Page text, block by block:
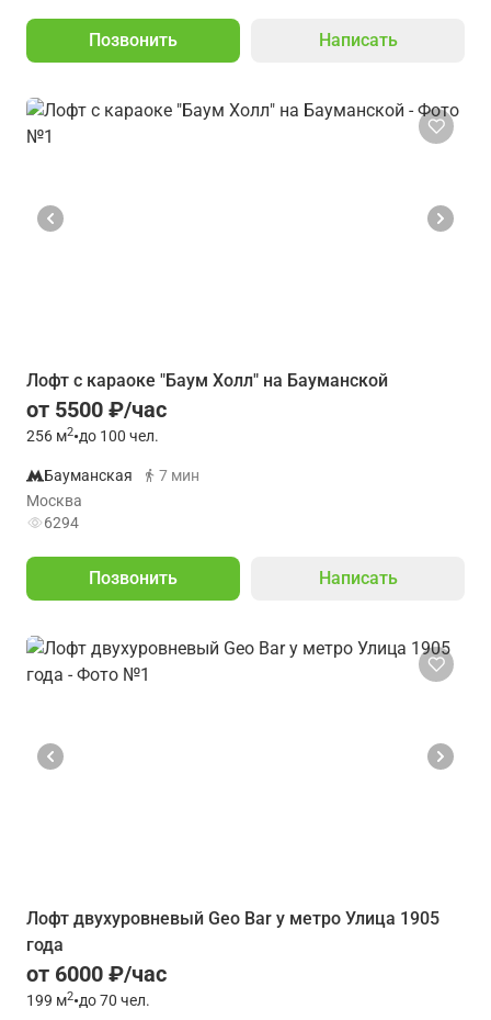
Позвонить Написать
Лофт с караоке "Баум Холл" на Бауманской
от 5500 ₽/час
256 м2•до 100 чел.
Бауманская
7 мин
Москва
6294
Позвонить Написать
Лофт двухуровневый Geo Bar у метро Улица 1905
года
от 6000 ₽/час
199 м2•до 70 чел.